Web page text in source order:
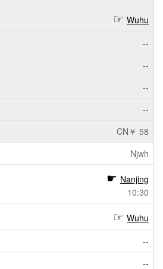
Wuhu
--
--
--
--
CN￥ 58
Njwh
Nanjing
10:30
Wuhu
--
--